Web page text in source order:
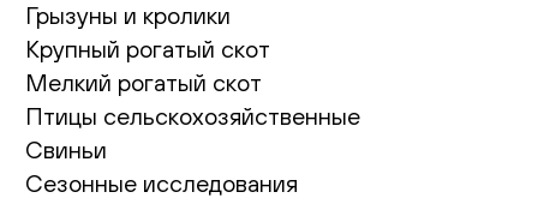
Грызуны и кролики
Крупный рогатый скот
Мелкий рогатый скот
Птицы сельскохозяйственные
Свиньи
Сезонные исследования